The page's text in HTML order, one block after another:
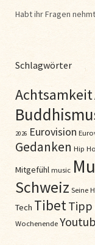
Habt ihr Fragen
Schlagwörter
Achtsamkeit
2026 Eurovision
Gedanken Hip
Mitgefühlmusic
Schweiz Seine
Tech TibetTipp
Wochenende